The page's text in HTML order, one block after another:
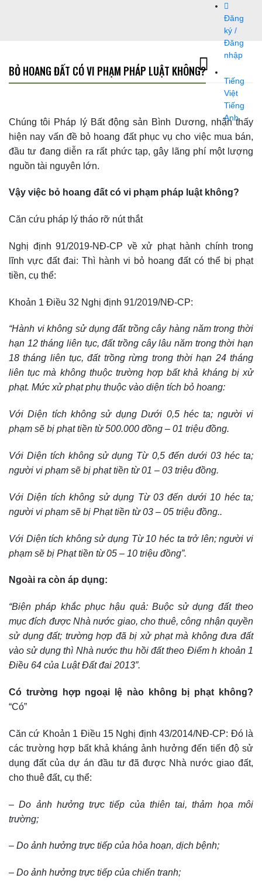
Đăng
ký /
Đăng
nhập
Tiếng
Việt
Tiếng
Anh
BỎ HOANG ĐẤT CÓ VI PHẠM PHÁP LUẬT KHÔNG?
Chúng tôi Pháp lý Bất động sản Bình Dương, nhận thấy
hiện nay vấn đề bỏ hoang đất phục vụ cho việc mua bán,
đầu tư đang diễn ra rất phức tạp, gây lãng phí một lượng
nguồn tài nguyên lớn.
Vậy việc bỏ hoang đất có vi phạm pháp luật không?
Căn cứu pháp lý tháo rỡ nút thắt
Nghị định 91/2019-NĐ-CP về xử phạt hành chính trong
lĩnh vực đất đai: Thì hành vi bỏ hoang đất có thể bị phạt
tiền, cụ thể:
Khoản 1 Điều 32 Nghị định 91/2019/NĐ-CP:
“Hành vi không sử dụng đất trồng cây hàng năm trong thời
hạn 12 tháng liên tục, đất trồng cây lâu năm trong thời hạn
18 tháng liên tục, đất trồng rừng trong thời hạn 24 tháng
liên tục mà không thuộc trường hợp bất khả kháng bị xử
phạt. Mức xử phạt phụ thuộc vào diện tích bỏ hoang:
Với Diện tích không sử dụng Dưới 0,5 héc ta; người vi
phạm sẽ bị phạt tiền từ 500.000 đồng – 01 triệu đồng.
Với Diện tích không sử dụng Từ 0,5 đến dưới 03 héc ta;
người vi phạm sẽ bị phạt tiền từ 01 – 03 triệu đồng.
Với Diện tích không sử dụng Từ 03 đến dưới 10 héc ta;
người vi phạm sẽ bị Phạt tiền từ 03 – 05 triệu đồng..
Với Diện tích không sử dụng Từ 10 héc ta trở lên; người vi
phạm sẽ bị Phạt tiền từ 05 – 10 triệu đồng”.
Ngoài ra còn áp dụng:
“Biện pháp khắc phục hậu quả: Buộc sử dụng đất theo
mục đích được Nhà nước giao, cho thuê, công nhận quyền
sử dụng đất; trường hợp đã bị xử phạt mà không đưa đất
vào sử dụng thì Nhà nước thu hồi đất theo Điểm h khoản 1
Điều 64 của Luật Đất đai 2013”.
Có trường hợp ngoại lệ nào không bị phạt không?
“Có”
Căn cứ Khoản 1 Điều 15 Nghị định 43/2014/NĐ-CP: Đó là
các trường hợp bất khả kháng ảnh hưởng đến tiến độ sử
dụng đất của dự án đầu tư đã được Nhà nước giao đất,
cho thuê đất, cụ thể:
– Do ảnh hưởng trực tiếp của thiên tai, thảm họa môi
trường;
– Do ảnh hưởng trực tiếp của hỏa hoạn, dịch bệnh;
– Do ảnh hưởng trực tiếp của chiến tranh;